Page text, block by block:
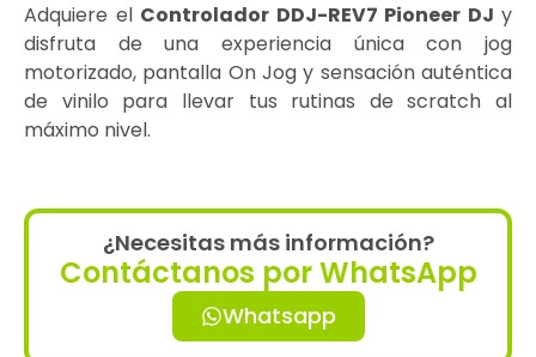
Adquiere el Controlador DDJ-REV7 Pioneer DJ y
disfruta de una experiencia única con jog
motorizado, pantalla On Jog y sensación auténtica
de vinilo para llevar tus rutinas de scratch al
máximo nivel.
¿Necesitas más información?
Contáctanos por WhatsApp
Whatsapp